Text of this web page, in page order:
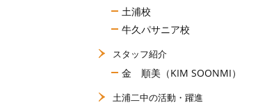
土浦校
牛久パサニア校
スタッフ紹介
金 順美（KIM SOONMI）
土浦二中の活動・躍進